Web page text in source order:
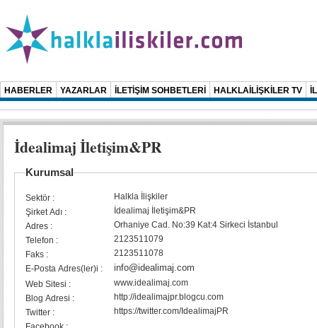
HABERLER YAZARLAR İLETİŞİM SOHBETLERİ HALKLAİLİŞKİLER TV
İdealimaj İletişim&PR
Kurumsal
Sektör :
Halkla İlişkiler
Şirket Adı :
İdealimaj İletişim&PR
Adres :
Orhaniye Cad. No:39 Kat:4 Sirkeci İstanbul
Telefon :
2123511079
Faks :
2123511078
E-Posta Adres(ler)i :
info@idealimaj.com
Web Sitesi :
www.idealimaj.com
Blog Adresi :
http://idealimajpr.blogcu.com
Twitter :
https://twitter.com/IdealimajPR